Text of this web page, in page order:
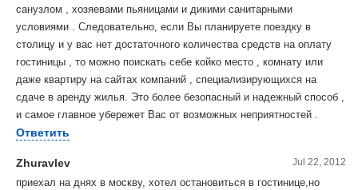
санузлом , хозяевами пьяницами и дикими санитарными
условиями . Следовательно, если Вы планируете поездку в
столицу и у вас нет достаточного количества средств на оплату
гостиницы , то можно поискать себе койко место , комнату или
даже квартиру на сайтах компаний , специализирующихся на
сдаче в аренду жилья. Это более безопасный и надежный способ ,
и самое главное убережет Вас от возможных неприятностей .
Ответить
Zhuravlev Jul 22, 2012
приехал на днях в москву, хотел остановиться в гостинице,но